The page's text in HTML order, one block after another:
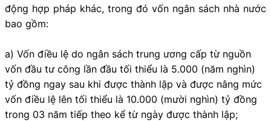
động hợp pháp khác, trong đó vốn ngân sách nhà nước
bao gồm:
a) Vốn điều lệ do ngân sách trung ương cấp từ nguồn
vốn đầu tư công lần đầu tối thiểu là 5.000 (năm nghìn)
tỷ đồng ngay sau khi được thành lập và được nâng mức
vốn điều lệ lên tối thiểu là 10.000 (mười nghìn) tỷ đồng
trong 03 năm tiếp theo kể từ ngày được thành lập;